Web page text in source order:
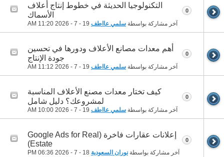
التكنولوجيا الحديثة في خطوط إنتاج أعلاف
الأسماك
آخر مشاركة بواسطة سلمي عااطف 11:20 AM
0
أهم معدات مصانع الأعلاف ودورها في تحسين
جودة الإنتاج
آخر مشاركة بواسطة سلمي عااطف 11:12 AM
0
كيف تختار معدات مصنع الأعلاف المناسبة
لمشروعك؟ دليل شامل
آخر مشاركة بواسطة سلمي عااطف 10:00 AM
0
إعلانات عقارات فاخرة (Google Ads for Real
Estate)
آخر مشاركة بواسطة نوران السعودية 06:36 PM
0